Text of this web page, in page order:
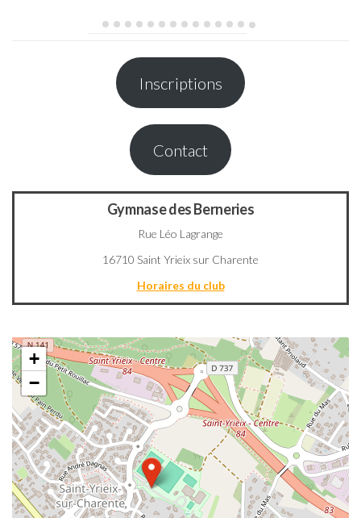
Inscriptions
Contact
Gymnase des Berneries
Rue Léo Lagrange
16710 Saint Yrieix sur Charente
Horaires du club
+
−